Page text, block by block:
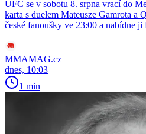
UFC se v sobotu 8. srpna vrací do
karta s duelem Mateusze Gamrota a
české fanoušky ve 23:00 a nabídne
MMAMAG.cz
dnes, 10:03
1 min